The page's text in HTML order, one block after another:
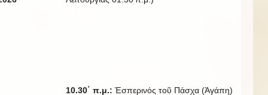
10.30΄ π.μ.: Ἑσπερινός τοῦ Πάσχα (Ἀγάπη)